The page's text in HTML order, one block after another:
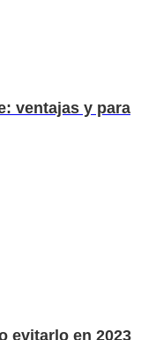
ventajas y para
evitarlo en 2023